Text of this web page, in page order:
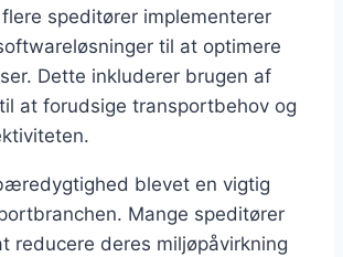
speditører implementerer
til at optimere
Dette inkluderer brugen af
at forudsige transportbehov og
blevet en vigtig
Mange speditører
reducere deres miljøpåvirkning